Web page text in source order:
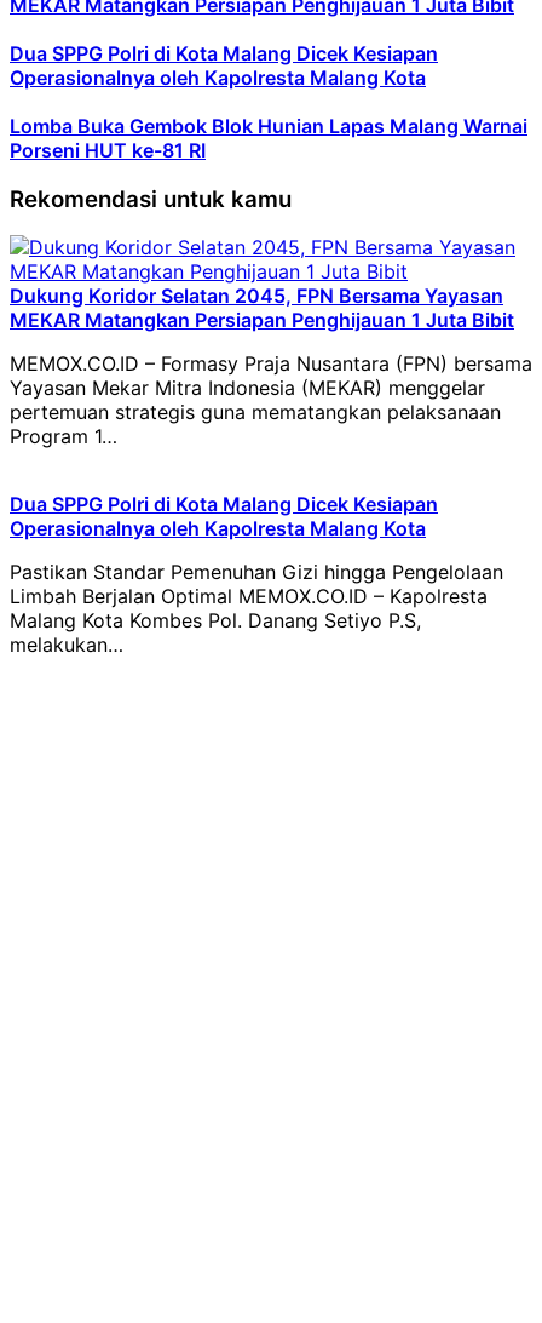
Dua SPPG Polri di Kota Malang Dicek Kesiapan
Operasionalnya oleh Kapolresta Malang Kota
Lomba Buka Gembok Blok Hunian Lapas Malang Warnai
Porseni HUT ke-81 RI
Rekomendasi untuk kamu
Dukung Koridor Selatan 2045, FPN Bersama Yayasan
MEKAR Matangkan Persiapan Penghijauan 1 Juta Bibit
MEMOX.CO.ID – Formasy Praja Nusantara (FPN) bersama
Yayasan Mekar Mitra Indonesia (MEKAR) menggelar
pertemuan strategis guna mematangkan pelaksanaan
Program 1…
Dua SPPG Polri di Kota Malang Dicek Kesiapan
Operasionalnya oleh Kapolresta Malang Kota
Pastikan Standar Pemenuhan Gizi hingga Pengelolaan
Limbah Berjalan Optimal MEMOX.CO.ID – Kapolresta
Malang Kota Kombes Pol. Danang Setiyo P.S,
melakukan…